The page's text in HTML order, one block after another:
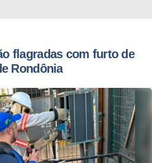
flagradas com furto de
Rondônia